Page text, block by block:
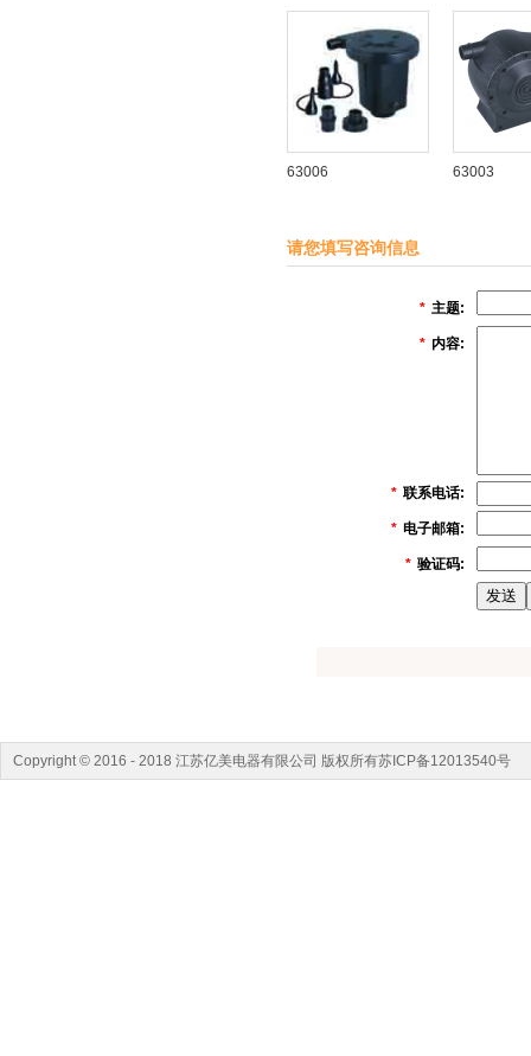
63006 63003
请您填写咨询信息
* 主题:
* 内容:
* 联系电话:
* 电子邮箱:
* 验证码:
Copyright © 2016 - 2018 江苏亿美电器有限公司 版权所有苏ICP备12013540号